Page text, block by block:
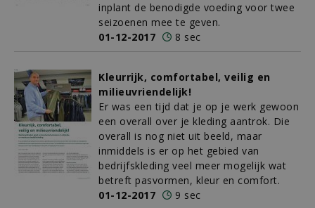
inplant de benodigde voeding voor twee
seizoenen mee te geven.
01-12-2017
8 sec
Kleurrijk, comfortabel, veilig en
milieuvriendelijk!
Er was een tijd dat je op je werk gewoon
een overall over je kleding aantrok. Die
overall is nog niet uit beeld, maar
inmiddels is er op het gebied van
bedrijfskleding veel meer mogelijk wat
betreft pasvormen, kleur en comfort.
01-12-2017
9 sec